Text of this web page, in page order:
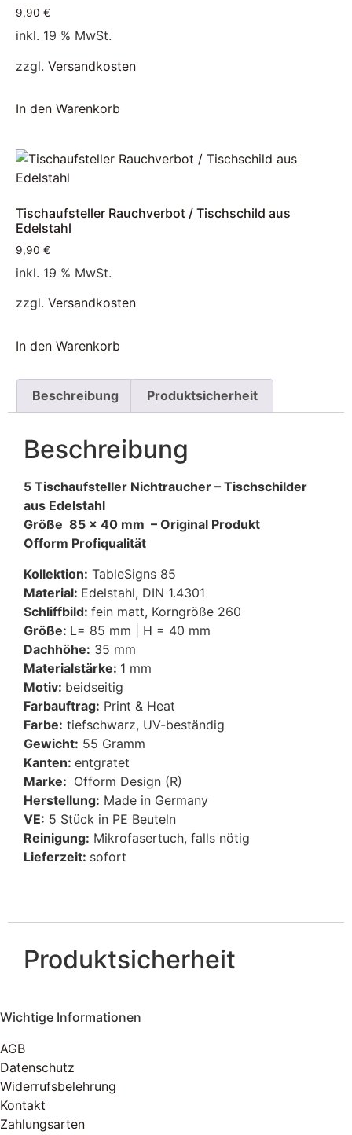
9,90 €
inkl. 19 % MwSt.
zzgl. Versandkosten
In den Warenkorb
Tischaufsteller Rauchverbot / Tischschild aus
Edelstahl
9,90 €
inkl. 19 % MwSt.
zzgl. Versandkosten
In den Warenkorb
Beschreibung Produktsicherheit
Beschreibung
5 Tischaufsteller Nichtraucher – Tischschilder
aus Edelstahl
Größe 85 x 40 mm – Original Produkt
Ofform Profiqualität
Kollektion: TableSigns 85
Material: Edelstahl, DIN 1.4301
Schliffbild: fein matt, Korngröße 260
Größe: L= 85 mm | H = 40 mm
Dachhöhe: 35 mm
Materialstärke: 1 mm
Motiv: beidseitig
Farbauftrag: Print & Heat
Farbe: tiefschwarz, UV-beständig
Gewicht: 55 Gramm
Kanten: entgratet
Marke: Ofform Design (R)
Herstellung: Made in Germany
VE: 5 Stück in PE Beuteln
Reinigung: Mikrofasertuch, falls nötig
Lieferzeit: sofort
Produktsicherheit
Wichtige Informationen
AGB
Datenschutz
Widerrufsbelehrung
Kontakt
Zahlungsarten